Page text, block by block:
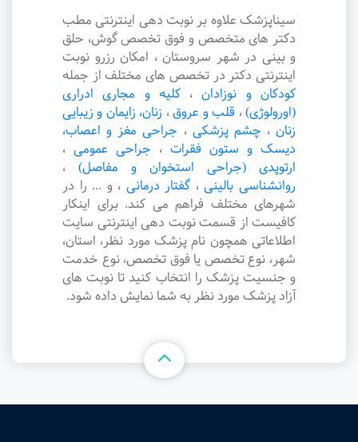
سیناپزشک علاوه بر نوبت دهی اینترنتی مطب
دکتر های متخصص و فوق تخصص گوش، حلق
و بینی در شهر سروستان ، امکان رزرو نوبت
اینترنتی دکتر در تخصص های مختلف از جمله
کودکان و نوزادان ،کلیه و مجاری ادراری
(اورولوژی)، قلب و عروق، زنان، زایمان و زیبایی
زنان ، چشم پزشکی ، جراحی مغز و اعصاب،
دیسک و ستون فقرات ، جراحی عمومی ،
ارتوپدی (جراحی استخوان و مفاصل)
،
روانشناسی بالینی ، گفتار درمانی ، و ... را در
شهرهای مختلف فراهم می کند. برای اینکار
کافیست از قسمت نوبت دهی اینترنتی سایت
اطلاعاتی همچون نام پزشک مورد نظر، استان،
شهر، نوع تخصص یا فوق تخصص، نوع خدمت
و جنسیت پزشک را انتخاب کنید تا نوبت های
آزاد پزشک مورد نظر به شما نمایش داده شود.